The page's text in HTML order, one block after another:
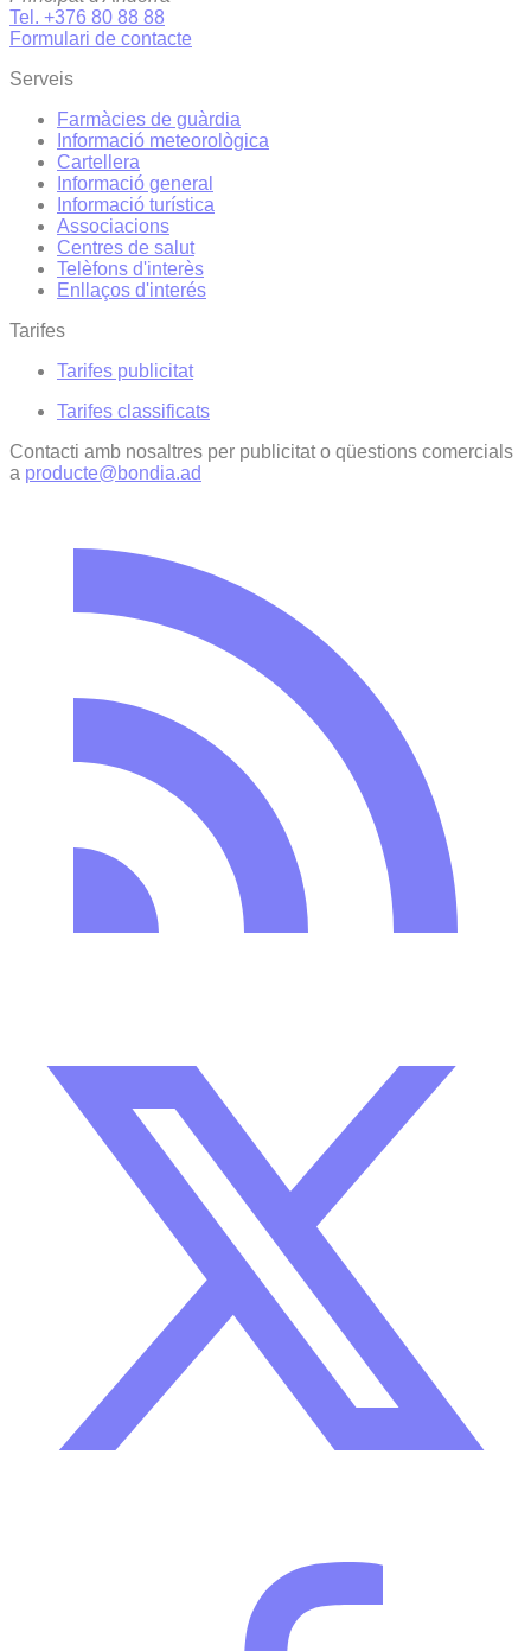
Tel. +376 80 88 88
Formulari de contacte
Serveis
Farmàcies de guàrdia
Informació meteorològica
Cartellera
Informació general
Informació turística
Associacions
Centres de salut
Telèfons d'interès
Enllaços d'interés
Tarifes
Tarifes publicitat
Tarifes classificats
Contacti amb nosaltres per publicitat o qüestions comercials
a producte@bondia.ad